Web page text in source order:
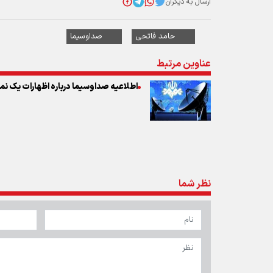
حامد فاتحی صداوسیما
عناوین مرتبط
اطلاعیه صداوسیما درباره اظهارات یک
نظر شما